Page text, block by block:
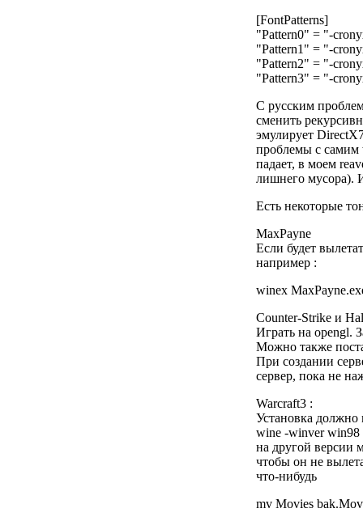
[FontPatterns]
"Pattern0" = "-
"Pattern1" = "-
"Pattern2" = "-
"Pattern3" = "-
С русским
сменить
эмулирует
проблемы с самим
падает, в моем
лишнего мусора).
Есть некоторые
MaxPayne
Если будет
например :
winex
Counter-Strike и
Играть на opengl.
Можно также
При создании
сервер, пока не
Warcraft3 :
Установка должно
wine -winver win98
на другой версии
чтобы он не
что-нибудь
mv Movies